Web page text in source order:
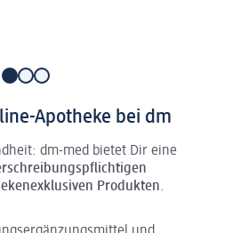
Apotheke bei dm
dm-med bietet Dir eine
Produkten.